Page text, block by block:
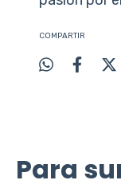
COMPARTIR
Para